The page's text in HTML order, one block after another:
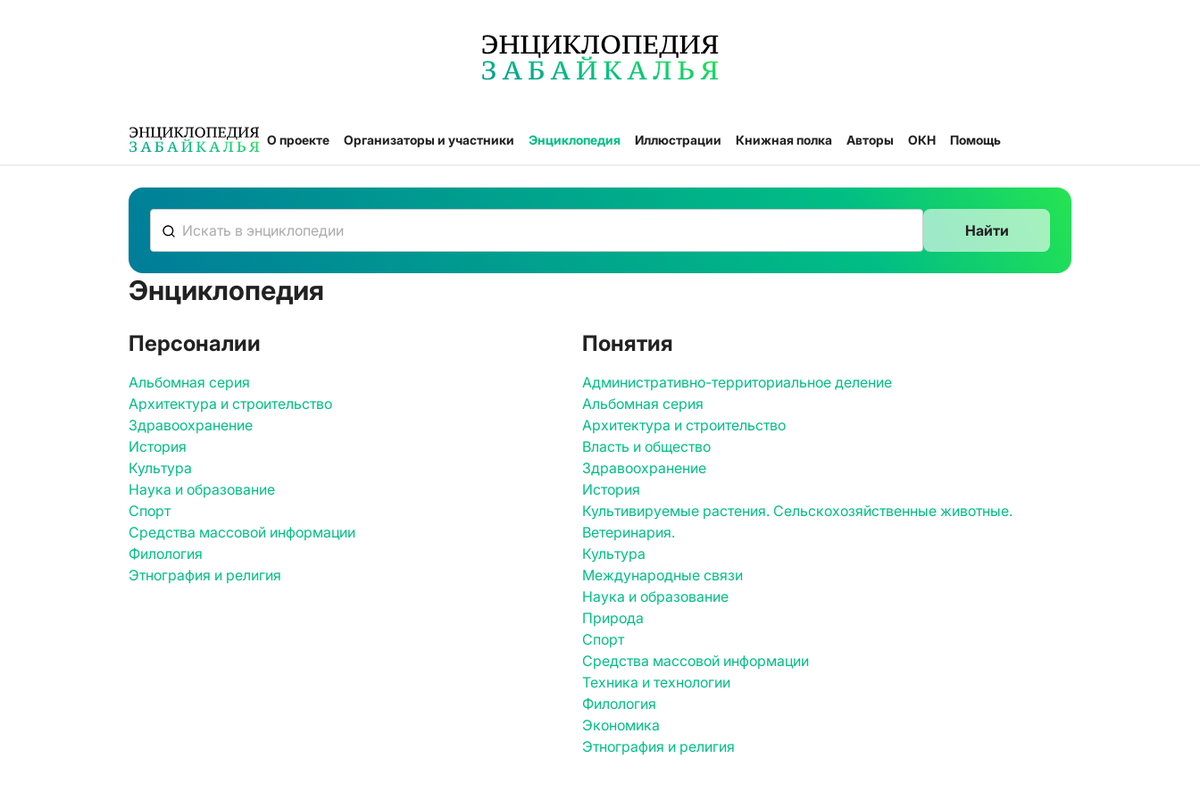
О проекте Организаторы и участники Энциклопедия Иллюстрации Книжная полка Авторы ОКН Помощь
Найти
К сожалению, ничего не нашлось
Энциклопедия
Персоналии
Альбомная серия
Архитектура и строительство
Здравоохранение
История
Культура
Наука и образование
Спорт
Средства массовой информации
Филология
Этнография и религия
Понятия
Административно-территориальное деление
Альбомная серия
Архитектура и строительство
Власть и общество
Здравоохранение
История
Культивируемые растения. Сельскохозяйственные животные.
Ветеринария.
Культура
Международные связи
Наука и образование
Природа
Спорт
Средства массовой информации
Техника и технологии
Филология
Экономика
Этнография и религия